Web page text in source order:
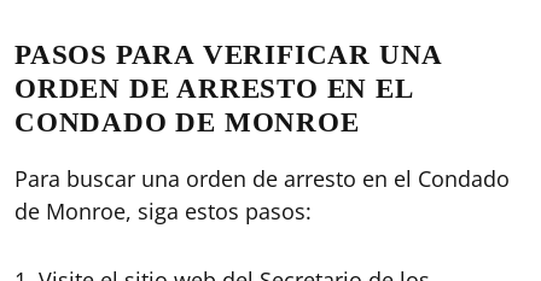
PASOS PARA VERIFICAR UNA
ORDEN DE ARRESTO EN EL
CONDADO DE MONROE
Para buscar una orden de arresto en el Condado
de Monroe, siga estos pasos: